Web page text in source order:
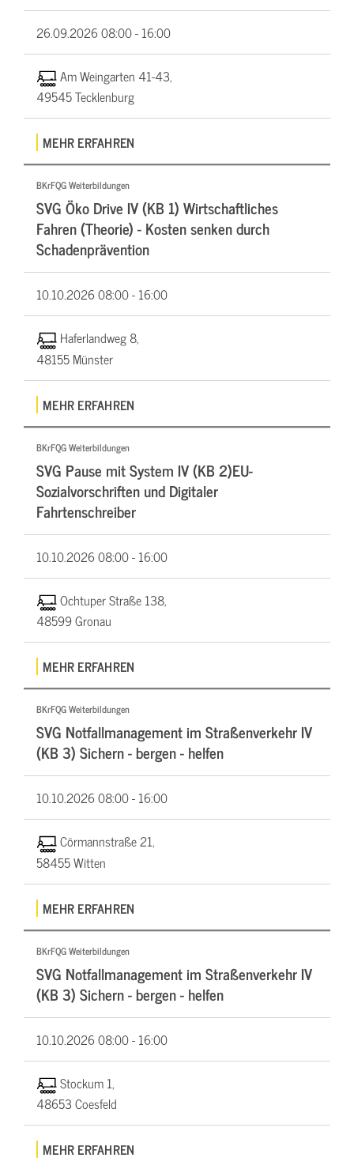
26.09.202608:00 - 16:00
Am Weingarten 41-43,
49545 Tecklenburg
MEHR ERFAHREN
BKrFQG Weiterbildungen
SVG Öko Drive IV (KB 1) Wirtschaftliches
Fahren (Theorie) - Kosten senken durch
Schadenprävention
10.10.202608:00 - 16:00
Haferlandweg 8,
48155 Münster
MEHR ERFAHREN
BKrFQG Weiterbildungen
SVG Pause mit System IV (KB 2)EU-
Sozialvorschriften und Digitaler
Fahrtenschreiber
10.10.202608:00 - 16:00
Ochtuper Straße 138,
48599 Gronau
MEHR ERFAHREN
BKrFQG Weiterbildungen
SVG Notfallmanagement im Straßenverkehr IV
(KB 3) Sichern - bergen - helfen
10.10.202608:00 - 16:00
Cörmannstraße 21,
58455 Witten
MEHR ERFAHREN
BKrFQG Weiterbildungen
SVG Notfallmanagement im Straßenverkehr IV
(KB 3) Sichern - bergen - helfen
10.10.202608:00 - 16:00
Stockum 1,
48653 Coesfeld
MEHR ERFAHREN